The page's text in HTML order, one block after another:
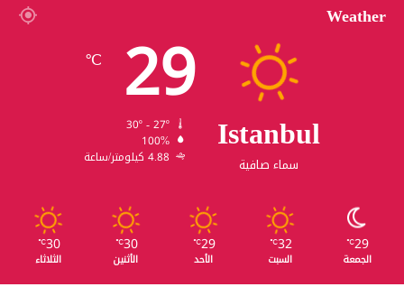
Weather
Istanbul
سماء صافية
29
℃
100%
4.88 كيلومتر/ساعة
29
℃
الجمعة
32
℃
السبت
29
℃
الأحد
30
℃
الأثنين
30
℃
الثلاثاء